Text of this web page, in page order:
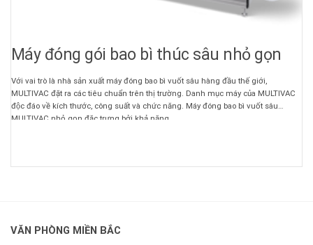
Máy đóng gói bao bì thúc sâu nhỏ gọn
Với vai trò là nhà sản xuất máy đóng bao bì vuốt sâu hàng đầu thế giới,
MULTIVAC đặt ra các tiêu chuẩn trên thị trường. Danh mục máy của MULTIVAC
độc đáo về kích thước, công suất và chức năng. Máy đóng bao bì vuốt sâu
MULTIVAC nhỏ gọn đặc trưng bởi khả năng ...
VĂN PHÒNG MIỀN BẮC